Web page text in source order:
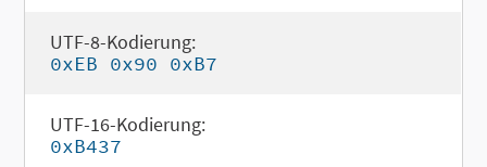
UTF-8-Kodierung:
0xEB 0x90 0xB7
UTF-16-Kodierung:
0xB437